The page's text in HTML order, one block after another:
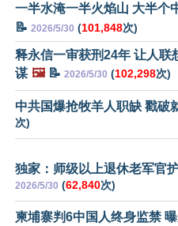
一半水淹一半火焰山 大半个
📝 2026/5/30 (101,848次)
释永信一审获刑24年 让人联
谋 🖼️📝 2026/5/30 (102,298次)
中共国爆抢牧羊人职缺 戳破
次)
独家：师级以上退休老军官
2026/5/30 (62,840次)
柬埔寨判6中国人终身监禁